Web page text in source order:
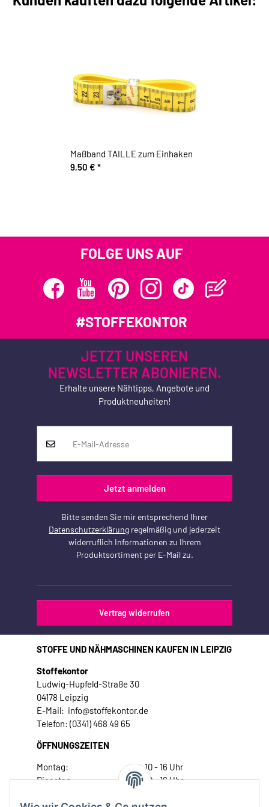
Maßband TAILLE zum Einhaken
9,50 € *
FOLGE UNS AUF
#STOFFEKONTOR
JETZT UNSEREN
NEWSLETTER ABONIEREN.
Erhalte unsere Nähtipps, Angebote und
Produktneuheiten!
Jetzt anmelden
Bitte senden Sie mir entsprechend Ihrer
Datenschutzerklärung regelmäßig und jederzeit
widerruflich Informationen zu Ihrem
Produktsortiment per E-Mail zu.
Vertrag widerrufen
STOFFE UND NÄHMASCHINEN KAUFEN IN LEIPZIG
Stoffekontor
Ludwig-Hupfeld-Straße 30
04178 Leipzig
E-Mail: info@stoffekontor.de
Telefon: (0341) 468 49 65
ÖFFNUNGSZEITEN
Montag:
10 - 16 Uhr
Dienstag:
10 - 16 Uhr